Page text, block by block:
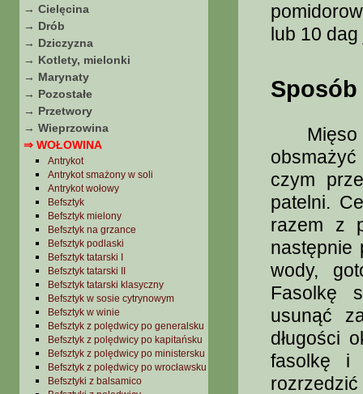
→ Cielęcina
→ Drób
→ Dziczyzna
→ Kotlety, mielonki
→ Marynaty
→ Pozostałe
→ Przetwory
→ Wieprzowina
⇒ WOŁOWINA
Antrykot
Antrykot smażony w soli
Antrykot wołowy
Befsztyk
Befsztyk mielony
Befsztyk na grzance
Befsztyk podlaski
Befsztyk tatarski I
Befsztyk tatarski II
Befsztyk tatarski klasyczny
Befsztyk w sosie cytrynowym
Befsztyk w winie
Befsztyk z polędwicy po generalsku
Befsztyk z polędwicy po kapitańsku
Befsztyk z polędwicy po ministersku
Befsztyk z polędwicy po wrocławsku
Befsztyki z balsamico
lub 10
Mięso
czym
patelni.
razem z
następnie
wody,
Fasolkę
usunąć
długości
fasolkę i